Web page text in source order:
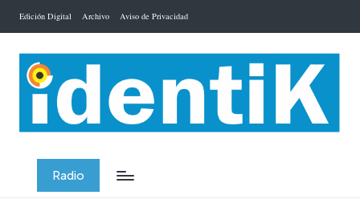
Saltar
contenido
Edición Digital Archivo Aviso de Privacidad
Radio